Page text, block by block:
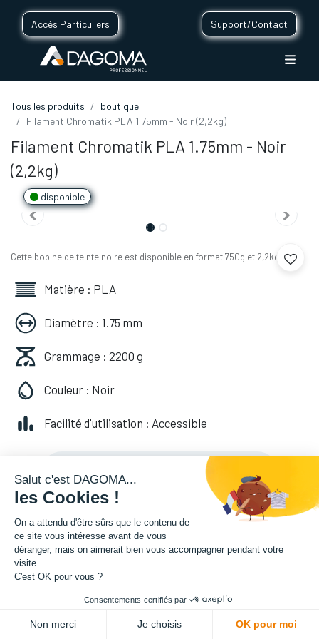
Accès Particuliers Support/Contact
Tous les produits
boutique
Filament Chromatik PLA 1.75mm - Noir (2,2kg)
Filament Chromatik PLA 1.75mm - Noir
(2,2kg)
disponible
Cette bobine de teinte noire est disponible en format 750g et 2,2kg.
Matière : PLA
Diamètre : 1.75 mm
Grammage : 2200 g
Couleur : Noir
Facilité d'utilisation : Accessible
49,99€HT
(49,99 TVA comprise)
Soyez averti lorsque le produit est de
nouveau en stock
Salut c'est DAGOMA...
les Cookies !
On a attendu d'être sûrs que le contenu de
ce site vous intéresse avant de vous
déranger, mais on aimerait bien vous accompagner pendant votre
visite...
C'est OK pour vous ?
Consentements certifiés par
Non merci Je choisis OK pour moi